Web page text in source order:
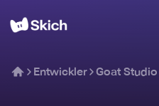
Entwickler Goat Studio